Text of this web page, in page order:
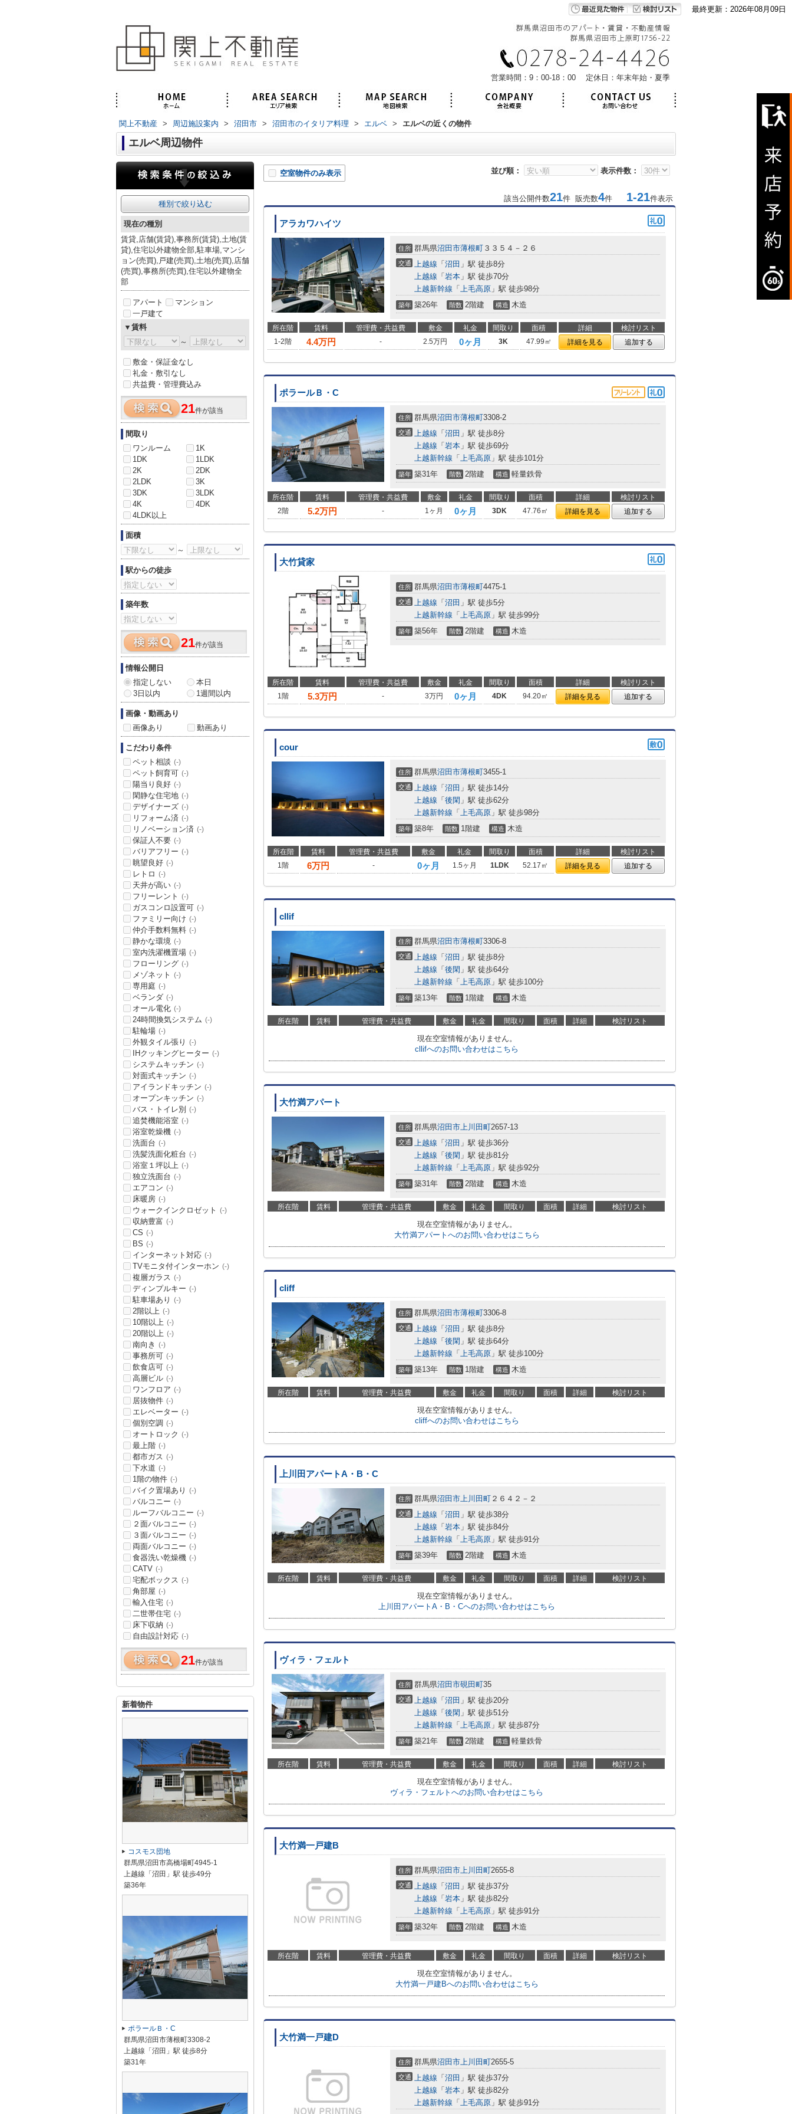
最終更新：2026年08月09日
営業時間：9：00-18：00 定休日：年末年始・夏季
関上不動産 > 周辺施設案内 > 沼田市 > 沼田市のイタリア料理 > エルベ > エルベの近くの物件
エルベ周辺物件
並び順： 表示件数：
空室物件のみ表示
該当公開件数21件 販売数4件 1-21件表示
アラカワハイツ
住所 群馬県沼田市薄根町 ３３５４－２６
交通 上越線 「 沼田 」駅 徒歩8分
上越線 「 岩本 」駅 徒歩70分
上越新幹線 「 上毛高原 」駅 徒歩98分
築年 築26年 階数 2階建 構造 木造
所在階 賃料 管理費・共益費 敷金 礼金 間取り 面積 詳細
検討リスト
1-2階
4.4万円 - 2.5万円 0ヶ月 3K 47.99㎡ 詳細を見る 追加する
ポラールＢ・C
住所 群馬県沼田市薄根町3308-2
交通 上越線 「 沼田 」駅 徒歩8分
上越線 「 岩本 」駅 徒歩69分
上越新幹線 「 上毛高原 」駅 徒歩101分
築年 築31年 階数 2階建 構造 軽量鉄骨
所在階 賃料 管理費・共益費 敷金 礼金 間取り 面積 詳細
検討リスト
2階
5.2万円 - 1ヶ月 0ヶ月 3DK 47.76㎡ 詳細を見る 追加する
大竹貸家
住所 群馬県沼田市薄根町4475-1
交通 上越線 「 沼田 」駅 徒歩5分
上越新幹線 「 上毛高原 」駅 徒歩99分
築年 築56年 階数 2階建 構造 木造
所在階 賃料 管理費・共益費 敷金 礼金 間取り 面積 詳細
検討リスト
1階
5.3万円 - 3万円 0ヶ月 4DK 94.20㎡ 詳細を見る 追加する
cour
住所 群馬県沼田市薄根町3455-1
交通 上越線 「 沼田 」駅 徒歩14分
上越線 「 後閑 」駅 徒歩62分
上越新幹線 「 上毛高原 」駅 徒歩98分
築年 築8年 階数 1階建 構造 木造
所在階 賃料 管理費・共益費 敷金 礼金 間取り 面積 詳細
検討リスト
1階
6万円 - 0ヶ月 1.5ヶ月 1LDK 52.17㎡ 詳細を見る 追加する
cllif
住所 群馬県沼田市薄根町3306-8
交通 上越線 「 沼田 」駅 徒歩8分
上越線 「 後閑 」駅 徒歩64分
上越新幹線 「 上毛高原 」駅 徒歩100分
築年 築13年 階数 1階建 構造 木造
所在階 賃料 管理費・共益費 敷金 礼金 間取り 面積 詳細 検討リスト
現在空室情報がありません。
cllifへのお問い合わせはこちら
大竹満アパート
住所 群馬県沼田市上川田町2657-13
交通 上越線 「 沼田 」駅 徒歩36分
上越線 「 後閑 」駅 徒歩81分
上越新幹線 「 上毛高原 」駅 徒歩92分
築年 築31年 階数 2階建 構造 木造
所在階 賃料 管理費・共益費 敷金 礼金 間取り 面積 詳細 検討リスト
現在空室情報がありません。
大竹満アパートへのお問い合わせはこちら
cliff
住所 群馬県沼田市薄根町3306-8
交通 上越線 「 沼田 」駅 徒歩8分
上越線 「 後閑 」駅 徒歩64分
上越新幹線 「 上毛高原 」駅 徒歩100分
築年 築13年 階数 1階建 構造 木造
所在階 賃料 管理費・共益費 敷金 礼金 間取り 面積 詳細 検討リスト
現在空室情報がありません。
cliffへのお問い合わせはこちら
上川田アパートA・B・C
住所 群馬県沼田市上川田町 ２６４２－２
交通 上越線 「 沼田 」駅 徒歩38分
上越線 「 岩本 」駅 徒歩84分
上越新幹線 「 上毛高原 」駅 徒歩91分
築年 築39年 階数 2階建 構造 木造
所在階 賃料 管理費・共益費 敷金 礼金 間取り 面積 詳細 検討リスト
現在空室情報がありません。
上川田アパートA・B・Cへのお問い合わせはこちら
ヴィラ・フェルト
住所 群馬県沼田市硯田町35
交通 上越線 「 沼田 」駅 徒歩20分
上越線 「 後閑 」駅 徒歩51分
上越新幹線 「 上毛高原 」駅 徒歩87分
築年 築21年 階数 2階建 構造 軽量鉄骨
所在階 賃料 管理費・共益費 敷金 礼金 間取り 面積 詳細 検討リスト
現在空室情報がありません。
ヴィラ・フェルトへのお問い合わせはこちら
大竹満一戸建B
住所 群馬県沼田市上川田町2655-8
交通 上越線 「 沼田 」駅 徒歩37分
上越線 「 岩本 」駅 徒歩82分
上越新幹線 「 上毛高原 」駅 徒歩91分
築年 築32年 階数 2階建 構造 木造
所在階 賃料 管理費・共益費 敷金 礼金 間取り 面積 詳細 検討リスト
現在空室情報がありません。
大竹満一戸建Bへのお問い合わせはこちら
大竹満一戸建D
住所 群馬県沼田市上川田町2655-5
交通 上越線 「 沼田 」駅 徒歩37分
上越線 「 岩本 」駅 徒歩82分
上越新幹線 「 上毛高原 」駅 徒歩91分
種別で絞り込む
現在の種別
賃貸,店舗(賃貸),事務所(賃貸),土地(賃
貸),住宅以外建物全部,駐車場,マンシ
ョン(売買),戸建(売買),土地(売買),店舗
(売買),事務所(売買),住宅以外建物全
部
アパート
マンション
一戸建て
▼賃料
～
敷金・保証金なし
礼金・敷引なし
共益費・管理費込み
21件が該当
間取り
ワンルーム
1K
1DK
1LDK
2K
2DK
2LDK
3K
3DK
3LDK
4K
4DK
4LDK以上
面積
～
駅からの徒歩
築年数
21件が該当
情報公開日
指定しない
本日
3日以内
1週間以内
画像・動画あり
画像あり
動画あり
こだわり条件
ペット相談 (-)
ペット飼育可 (-)
陽当り良好 (-)
閑静な住宅地 (-)
デザイナーズ (-)
リフォーム済 (-)
リノベーション済 (-)
保証人不要 (-)
バリアフリー (-)
眺望良好 (-)
レトロ (-)
天井が高い (-)
フリーレント (-)
ガスコンロ設置可 (-)
ファミリー向け (-)
仲介手数料無料 (-)
静かな環境 (-)
室内洗濯機置場 (-)
フローリング (-)
メゾネット (-)
専用庭 (-)
ベランダ (-)
オール電化 (-)
24時間換気システム (-)
駐輪場 (-)
外観タイル張り (-)
IHクッキングヒーター (-)
システムキッチン (-)
対面式キッチン (-)
アイランドキッチン (-)
オープンキッチン (-)
バス・トイレ別 (-)
追焚機能浴室 (-)
浴室乾燥機 (-)
洗面台 (-)
洗髪洗面化粧台 (-)
浴室１坪以上 (-)
独立洗面台 (-)
エアコン (-)
床暖房 (-)
ウォークインクロゼット (-)
収納豊富 (-)
CS (-)
BS (-)
インターネット対応 (-)
TVモニタ付インターホン (-)
複層ガラス (-)
ディンプルキー (-)
駐車場あり (-)
2階以上 (-)
10階以上 (-)
20階以上 (-)
南向き (-)
事務所可 (-)
飲食店可 (-)
高層ビル (-)
ワンフロア (-)
居抜物件 (-)
エレベーター (-)
個別空調 (-)
オートロック (-)
最上階 (-)
都市ガス (-)
下水道 (-)
1階の物件 (-)
バイク置場あり (-)
バルコニー (-)
ルーフバルコニー (-)
２面バルコニー (-)
３面バルコニー (-)
両面バルコニー (-)
食器洗い乾燥機 (-)
CATV (-)
宅配ボックス (-)
角部屋 (-)
輸入住宅 (-)
二世帯住宅 (-)
床下収納 (-)
自由設計対応 (-)
21件が該当
新着物件
コスモス団地
群馬県沼田市高橋場町4945-1
上越線「沼田」駅 徒歩49分
築36年
ポラールＢ・C
群馬県沼田市薄根町3308-2
上越線「沼田」駅 徒歩8分
築31年